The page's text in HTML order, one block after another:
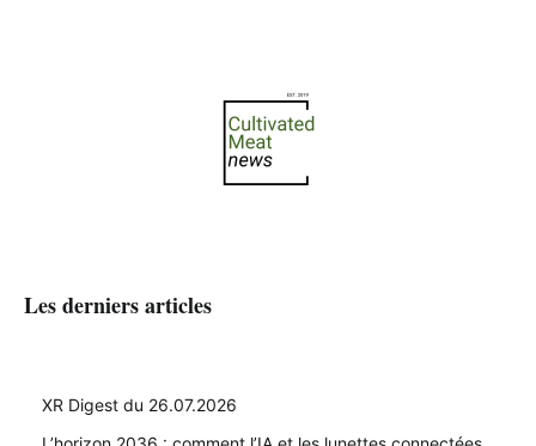
Les derniers articles
XR Digest du 26.07.2026